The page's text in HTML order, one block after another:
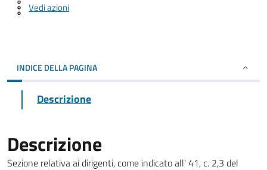
Vedi azioni
INDICE DELLA PAGINA
Descrizione
Descrizione
Sezione relativa ai dirigenti, come indicato all' 41, c. 2,3 del